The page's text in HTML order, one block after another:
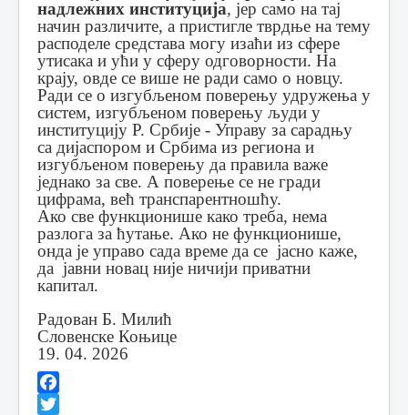
надлежних институција, јер само на тај
начин различите, а пристигле тврдње на тему
расподеле средстава могу изаћи из сфере
утисака и ући у сферу одговорности. На
крају, овде се више не ради само о новцу.
Ради се о изгубљеном поверењу удружења у
систем, изгубљеном поверењу људи у
институцију Р. Србије - Управу за сарадњу
са дијаспором и Србима из региона и
изгубљеном поверењу да правила важе
једнако за све. А поверење се не гради
цифрама, већ транспарентношћу.
Ако све функционише како треба, нема
разлога за ћутање. Ако не функционише,
онда је управо сада време да се јасно каже,
да јавни новац није ничији приватни
капитал.
Радован Б. Милић
Словенске Коњице
19. 04. 2026
Facebook